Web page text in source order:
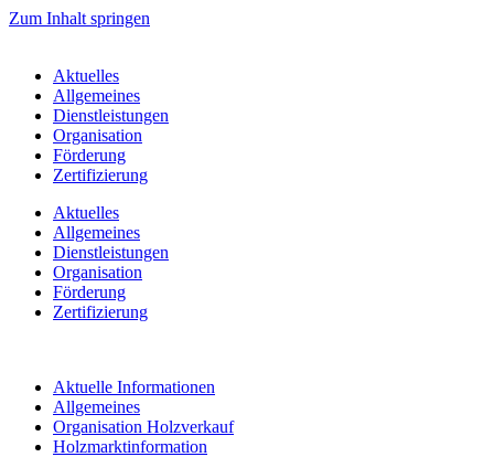
Zum Inhalt springen
Aktuelles
Allgemeines
Dienstleistungen
Organisation
Förderung
Zertifizierung
Aktuelles
Allgemeines
Dienstleistungen
Organisation
Förderung
Zertifizierung
Aktuelle Informationen
Allgemeines
Organisation Holzverkauf
Holzmarktinformation